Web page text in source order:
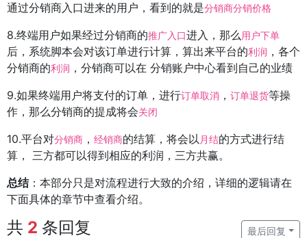
通过分销商入口进来的用户，看到的就是分销商分销价格
8.终端用户如果经过分销商的推广入口进入，那么用户下单
后，系统脚本会对该订单进行计算，算出来平台的利润 ，各个
分销商的利润 ，分销商可以在 分销账户中心看到自己的业绩
9.如果终端用户将支付的订单，进行订单取消 ， 订单退货等操
作，那么分销商的提成将会关闭
10.平台对分销商 ， 经销商的结算，将会以 月结的方式进行结
算， 三方都可以得到相应的利润，三方共赢。
总结：本部分只是对流程进行大致的介绍，详细的逻辑请在
下面具体的章节中查看介绍。
共 2 条回复 最后回复